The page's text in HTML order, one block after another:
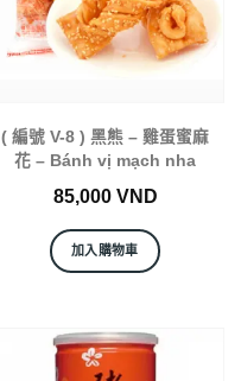
( 編號 V-8 ) 黑熊 – 雞蛋蜜麻
花 – Bánh vị mạch nha
85,000 VND
加入購物車